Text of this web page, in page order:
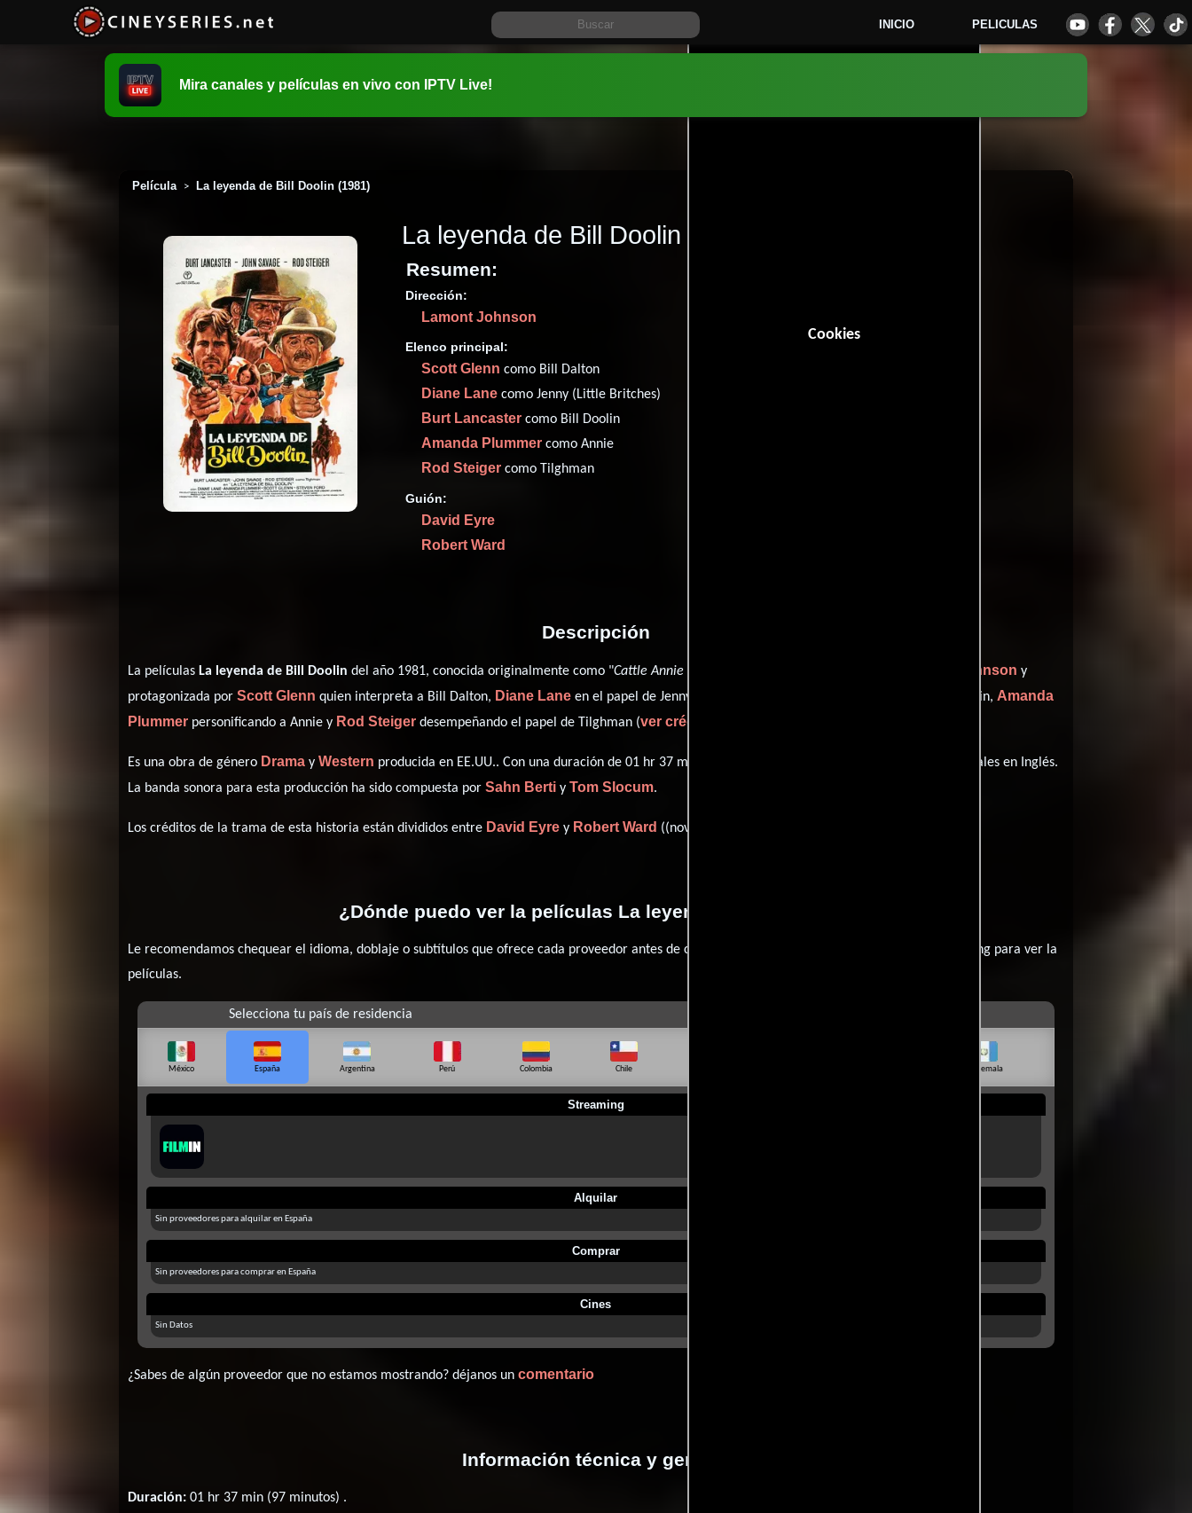
INICIO PELICULAS
Cookies
Mira canales y películas en vivo con IPTV Live!
Película > La leyenda de Bill Doolin (1981)
La leyenda de Bill Doolin
Resumen:
Dirección:
Lamont Johnson
Elenco principal:
Scott Glenn como Bill Dalton
Diane Lane como Jenny (Little Britches)
Burt Lancaster como Bill Doolin
Amanda Plummer como Annie
Rod Steiger como Tilghman
Guión:
David Eyre
Robert Ward
01 hr 37 min (97 minutos).
Descripción
La películas La leyenda de Bill Doolin del año 1981, conocida originalmente como "Cattle Annie and Little Britches Lamont Johnson y
protagonizada porScott Glenn quien interpreta a Bill Dalton, Diane Lane en el papel de Jenny (Little Britches), como Bill Doolin,Amanda
Plummer personificando a Annie y Rod Steiger desempeñando el papel de Tilghman (ver créditos completos
Es una obra de género Drama yWestern producida en EE.UU.. Con una duración de 01 hr 37 min (97 minutos), esta película tiene diálogos originales en Inglés.
La banda sonora para esta producción ha sido compuesta porSahn Berti y Tom Slocum.
Los créditos de la trama de esta historia están divididos entre David Eyre y Robert Ward ((novel) / (screen story)).
¿Dónde puedo ver la películas La leyenda de Bill Doolin?
Le recomendamos chequear el idioma, doblaje o subtítulos que ofrece cada proveedor antes de comprar, alquilar o contratar un servicio de streming para ver la
películas.
Selecciona tu país de residencia
México España Argentina Perú Colombia Chile Guatemala
Streaming
Alquilar
Sin proveedores para alquilar en España
Comprar
Sin proveedores para comprar en España
Cines
Sin Datos
¿Sabes de algún proveedor que no estamos mostrando? déjanos uncomentario
Información técnica y general
Duración: 01 hr 37 min (97 minutos) .